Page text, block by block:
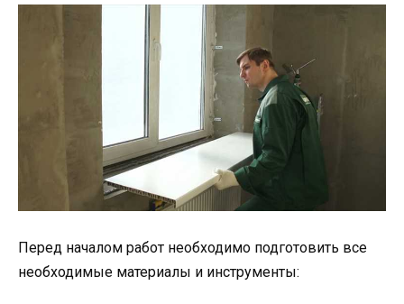
Перед началом работ необходимо подготовить все
необходимые материалы и инструменты: